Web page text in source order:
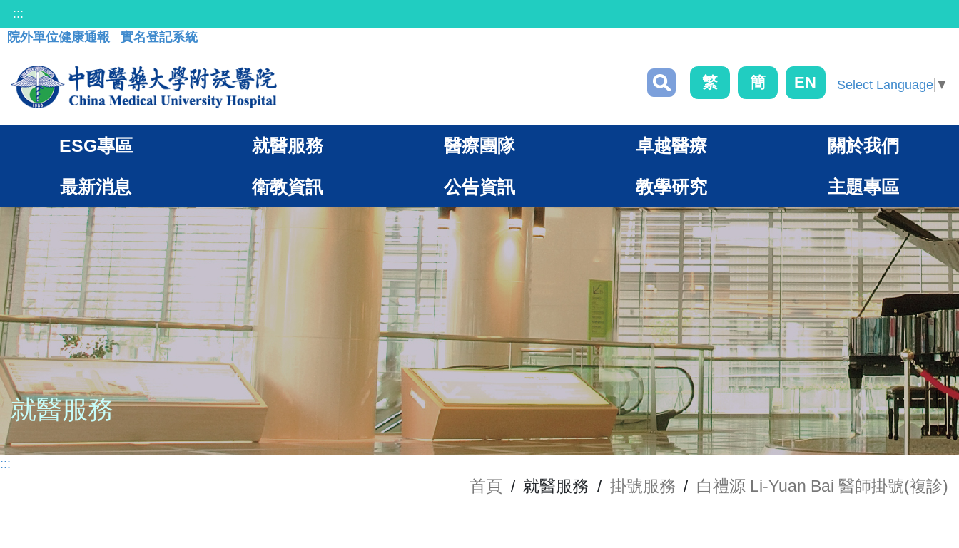
:::
院外單位健康通報
實名登記系統
繁 簡 EN Select Language ▼
ESG專區 就醫服務 醫療團隊 卓越醫療 關於我們
最新消息 衛教資訊 公告資訊 教學研究 主題專區
就醫服務
:::
首頁 / 就醫服務 / 掛號服務 / 白禮源 Li-Yuan Bai 醫師掛號(複診)